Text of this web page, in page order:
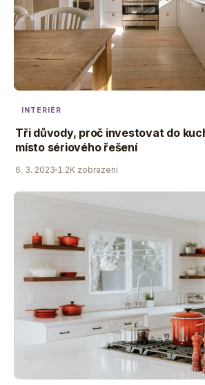
INTERIÉR
Tři důvody, proč investovat do
místo sériového řešení
6. 3. 2023 1.2K zobrazení